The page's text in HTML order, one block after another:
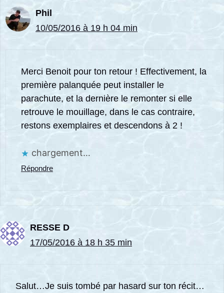
Phil
10/05/2016 à 19 h 04 min
Merci Benoit pour ton retour ! Effectivement, la
première palanquée peut installer le
parachute, et la dernière le remonter si elle
retrouve le mouillage, dans le cas contraire,
restons exemplaires et descendons à 2 !
chargement…
Répondre
RESSE D
17/05/2016 à 18 h 35 min
Salut…Je suis tombé par hasard sur ton récit…